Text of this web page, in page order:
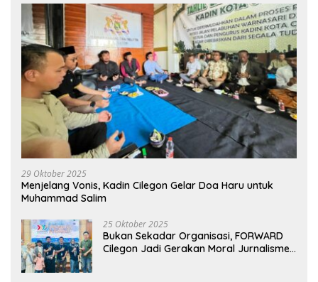
29 Oktober 2025
Menjelang Vonis, Kadin Cilegon Gelar Doa Haru untuk
Muhammad Salim
25 Oktober 2025
Bukan Sekadar Organisasi, FORWARD
Cilegon Jadi Gerakan Moral Jurnalisme